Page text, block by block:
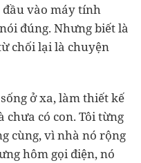
vào máy tính
đúng. Nhưng biết là
chối lại là chuyện
ở xa, làm thiết kế
có con. Tôi từng
cùng, vì nhà nó rộng
hôm gọi điện, nó